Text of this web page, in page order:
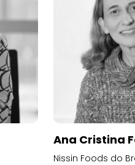
Ana Cristina
Nissin Foods do